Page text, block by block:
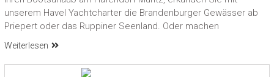
unserem Havel Yachtcharter die Brandenburger Gewässer ab
Priepert oder das Ruppiner Seenland. Oder machen
Weiterlesen